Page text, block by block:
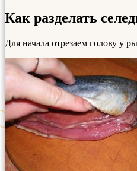
Как разделать
Для начала отрезаем голову у